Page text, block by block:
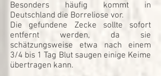
Besonders häufig kommt in
Deutschland die Borreliose vor.
Die gefundene Zecke sollte sofort
entfernt werden, da sie
schätzungsweise etwa nach einem
3/4 bis 1 Tag Blut saugen einige Keime
übertragen kann.